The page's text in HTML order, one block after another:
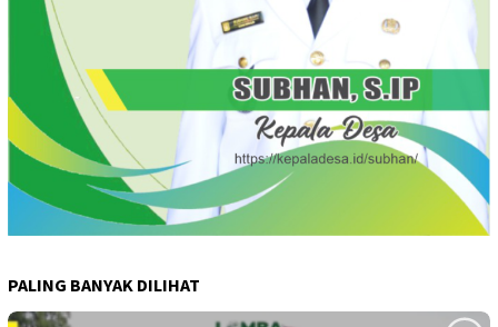
PALING BANYAK DILIHAT